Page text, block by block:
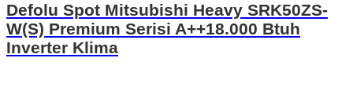
Defolu Spot Mitsubishi Heavy SRK50ZS-
W(S) Premium Serisi A++18.000 Btuh
Inverter Klima